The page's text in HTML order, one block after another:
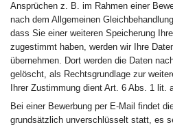
Ansprüchen z. B. im Rahmen einer
nach dem Allgemeinen
dass Sie einer weiteren Speicherung
zugestimmt haben, werden wir Ihre
übernehmen. Dort werden die Daten
gelöscht, als Rechtsgrundlage zur
Ihrer Zustimmung dient Art. 6 Abs. 1 lit.
Bei einer Bewerbung per E-Mail findet
grundsätzlich unverschlüsselt statt, es